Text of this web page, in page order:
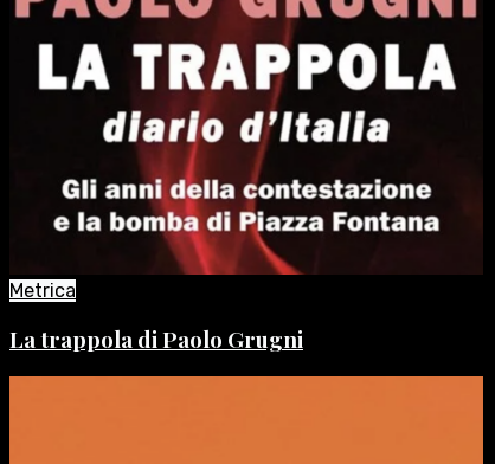
Metrica
La trappola di Paolo Grugni